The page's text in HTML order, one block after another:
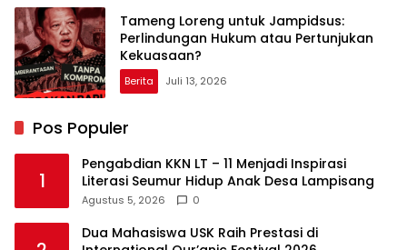
Tameng Loreng untuk Jampidsus:
Perlindungan Hukum atau Pertunjukan
Kekuasaan?
Berita Juli 13, 2026
Pos Populer
1
Pengabdian KKN LT – 11 Menjadi Inspirasi
Literasi Seumur Hidup Anak Desa Lampisang
Agustus 5, 2026 0
Dua Mahasiswa USK Raih Prestasi di